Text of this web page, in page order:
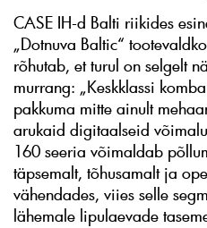
CASE IH-d Balti riikides
„Dotnuva Baltic“
rõhutab, et turul on selgelt
murrang: „Keskklassi
pakkuma mitte ainult
arukaid digitaalseid
160 seeria võimaldab
täpsemalt, tõhusamalt ja
vähendades, viies selle
lähemale lipulaevade